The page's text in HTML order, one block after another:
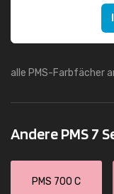
alle PMS-Farbfächer
Andere PMS 7
PMS 700 C